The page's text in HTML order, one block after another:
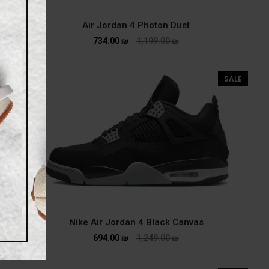
Air Jordan 4 Photon Dust
1,199.00₪
734.00 ₪
SALE
Nike Air Jordan 4 Black Canvas
1,249.00₪
694.00 ₪